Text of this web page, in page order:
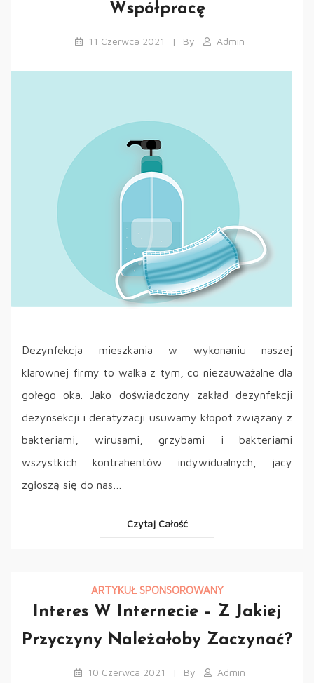
Współpracę
11 Czerwca 2021 By Admin
Dezynfekcja mieszkania w wykonaniu naszej
klarownej firmy to walka z tym, co niezauważalne dla
gołego oka. Jako doświadczony zakład dezynfekcji
dezynsekcji i deratyzacji usuwamy kłopot związany z
bakteriami, wirusami, grzybami i bakteriami
wszystkich kontrahentów indywidualnych, jacy
zgłoszą się do nas…
Czytaj Całość
ARTYKUŁ SPONSOROWANY
Interes W Internecie – Z Jakiej
Przyczyny Należałoby Zaczynać?
10 Czerwca 2021 By Admin